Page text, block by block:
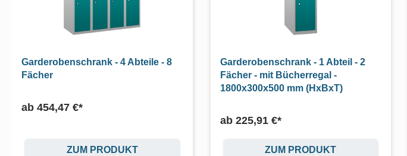
Garderobenschrank - 4 Abteile - 8
Fächer
ab 454,47 €*
ZUM PRODUKT
Garderobenschrank - 1 Abteil - 2
Fächer - mit Bücherregal -
1800x300x500 mm (HxBxT)
ab 225,91 €*
ZUM PRODUKT